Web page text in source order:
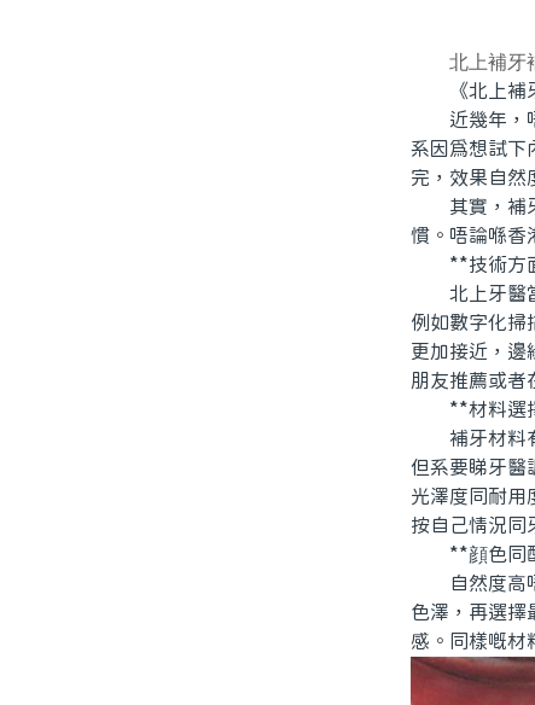
北上補牙
《北上補牙
近幾年，唔
系因爲想試
完，效果自然
其實，補牙
慣。唔論喺香
**技術方
北上牙醫當
例如數字化掃
更加接近，邊
朋友推薦或者
**材料選
補牙材料有
但系要睇牙醫
光澤度同耐用
按自己情況同
**顔色同
自然度高唔
色澤，再選擇
感。同樣嘅材